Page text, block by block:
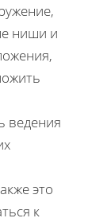
ниши и
ведения
это
к